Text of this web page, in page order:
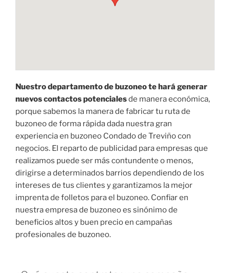
Nuestro departamento de buzoneo te hará generar
nuevos contactos potencialesde manera económica,
porque sabemos la manera de fabricar tu ruta de
buzoneo de forma rápida dada nuestra gran
experiencia en buzoneo Condado de Treviño con
negocios. El reparto de publicidad para empresas que
realizamos puede ser más contundente o menos,
dirigirse a determinados barrios dependiendo de los
intereses de tus clientes y garantizamos la mejor
imprenta de folletos para el buzoneo. Confiar en
nuestra empresa de buzoneo es sinónimo de
beneficios altos y buen precio en campañas
profesionales de buzoneo.